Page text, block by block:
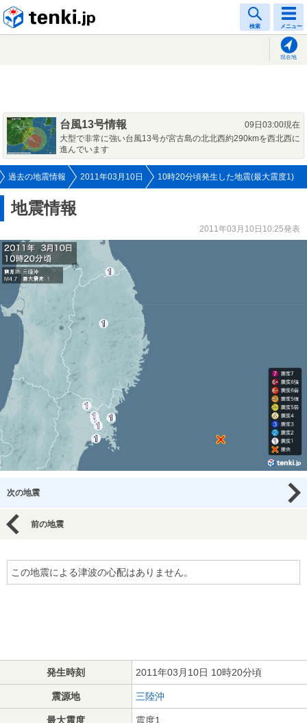
検索 メニュー
現在地
台風13号情報
09日03:00現在
大型で非常に強い台風13号が宮古島の北北西約290kmを西北西に
進んでいます
過去の地震情報 2011年03月10日 10時20分頃発生した地震(最大震度1)
地震情報
2011年03月10日10:25発表
次の地震
前の地震
この地震による津波の心配はありません。
発生時刻 2011年03月10日 10時20分頃
震源地 三陸沖
最大震度 震度1